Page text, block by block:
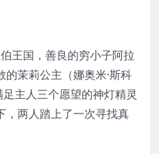
王国，善良的穷小子阿拉
的茉莉公主（娜奥米·斯科
主人三个愿望的神灯精灵
，两人踏上了一次寻找真